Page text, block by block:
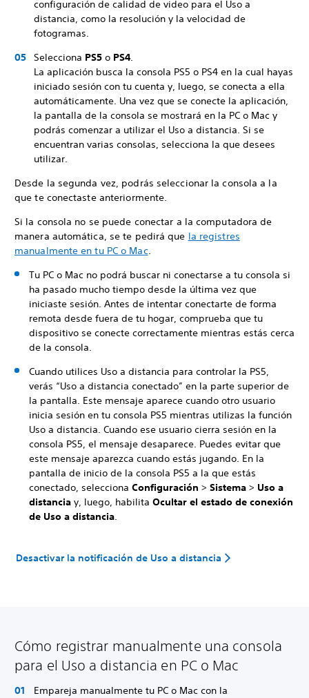
configuración de calidad de video para el Uso a
distancia, como la resolución y la velocidad de
fotogramas.
Selecciona PS5 o PS4
La aplicación busca la consola PS5 o PS4 en la cual hayas
iniciado sesión con tu cuenta y, luego, se conecta a ella
automáticamente. Una vez que se conecte la aplicación,
la pantalla de la consola se mostrará en la PC o Mac y
podrás comenzar a utilizar el Uso a distancia. Si se
encuentran varias consolas, selecciona la que desees
utilizar.
Desde la segunda vez, podrás seleccionar la consola a la
que te conectaste anteriormente.
Si la consola no se puede conectar a la computadora de
manera automática, se te pedirá que la registres
manualmente en tu PC o Mac.
Tu PC o Mac no podrá buscar ni conectarse a tu consola si
ha pasado mucho tiempo desde la última vez que
iniciaste sesión. Antes de intentar conectarte de forma
remota desde fuera de tu hogar, comprueba que tu
dispositivo se conecte correctamente mientras estás cerca
de la consola.
Cuando utilices Uso a distancia para controlar la PS5,
verás “Uso a distancia conectado” en la parte superior de
la pantalla. Este mensaje aparece cuando otro usuario
inicia sesión en tu consola PS5 mientras utilizas la función
Uso a distancia. Cuando ese usuario cierra sesión en la
consola PS5, el mensaje desaparece. Puedes evitar que
este mensaje aparezca cuando estás jugando. En la
pantalla de inicio de la consola PS5 a la que estás
conectado, selecciona Configuración > Sistema > Uso a
distancia y, luego, habilita Ocultar el estado de conexión
de Uso a distancia
Desactivar la notificación de Uso a distancia
Cómo registrar manualmente una consola
para el Uso a distancia en PC o Mac
Empareja manualmente tu PC o Mac con la